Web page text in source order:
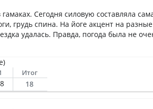
Сегодня силовую составляла
грудь спина. На йоге акцент на
удалась. Правда, погода была не
Итог
18